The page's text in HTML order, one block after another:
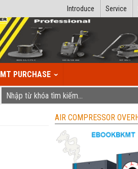
Service
Introduce
MT PURCHASE
AIR COMPRESSOR